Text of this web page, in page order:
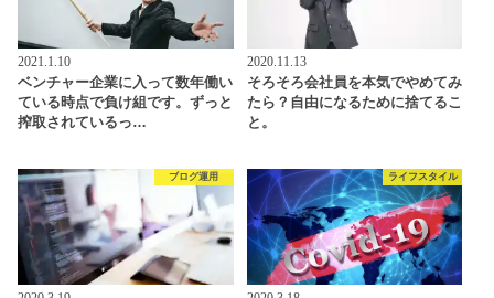
2021.1.10
ベンチャー企業に入って数年働い
ている時点で負け組です。ずっと
搾取されているっ…
2020.11.13
そろそろ会社員を本気でやめてみ
たら？自由になるために捨てるこ
と。
ブログ運用 ライフスタイル